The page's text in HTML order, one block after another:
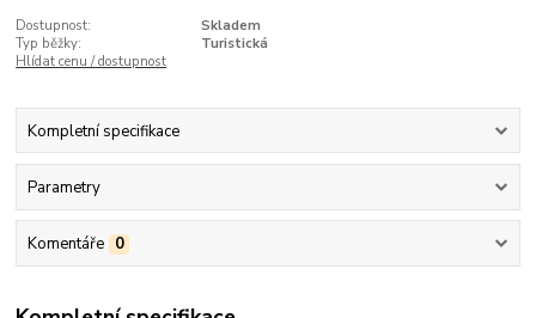
Dostupnost:
Skladem
Typ běžky:
Turistická
Hlídat cenu / dostupnost
Kompletní specifikace
Parametry
Komentáře 0